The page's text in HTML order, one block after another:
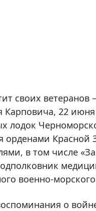
своих
Карповича, 22
лодок
орденами
в том числе
военно-
о